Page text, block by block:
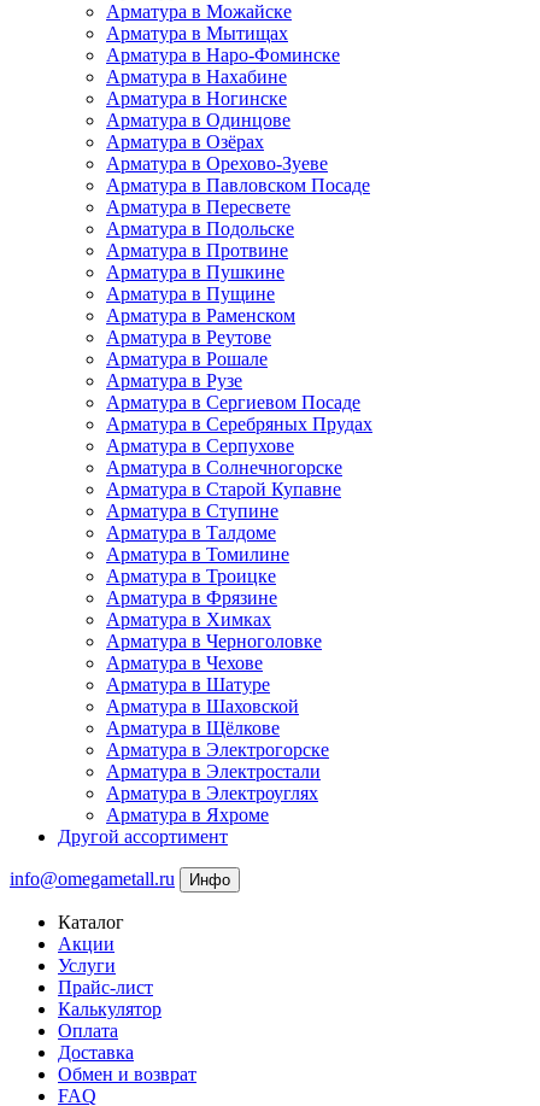
Арматура в Можайске
Арматура в Мытищах
Арматура в Наро-Фоминске
Арматура в Нахабине
Арматура в Ногинске
Арматура в Одинцове
Арматура в Озёрах
Арматура в Орехово-Зуеве
Арматура в Павловском Посаде
Арматура в Пересвете
Арматура в Подольске
Арматура в Протвине
Арматура в Пушкине
Арматура в Пущине
Арматура в Раменском
Арматура в Реутове
Арматура в Рошале
Арматура в Рузе
Арматура в Сергиевом Посаде
Арматура в Серебряных Прудах
Арматура в Серпухове
Арматура в Солнечногорске
Арматура в Старой Купавне
Арматура в Ступине
Арматура в Талдоме
Арматура в Томилине
Арматура в Троицке
Арматура в Фрязине
Арматура в Химках
Арматура в Черноголовке
Арматура в Чехове
Арматура в Шатуре
Арматура в Шаховской
Арматура в Щёлкове
Арматура в Электрогорске
Арматура в Электростали
Арматура в Электроуглях
Арматура в Яхроме
Другой ассортимент
info@omegametall.ru Инфо
Каталог
Акции
Услуги
Прайс-лист
Калькулятор
Оплата
Доставка
Обмен и возврат
FAQ